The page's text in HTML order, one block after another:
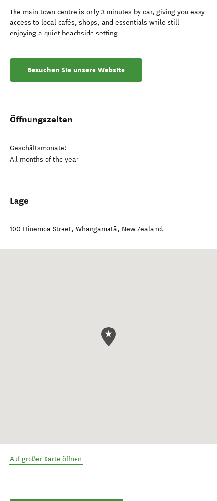
The main town centre is only 3 minutes by car, giving you easy
access to local cafés, shops, and essentials while still
enjoying a quiet beachside setting.
Besuchen Sie unsere Website
Öffnungszeiten
Geschäftsmonate:
All months of the year
Lage
100 Hinemoa Street, Whangamatā, New Zealand.
Auf großer Karte öffnen